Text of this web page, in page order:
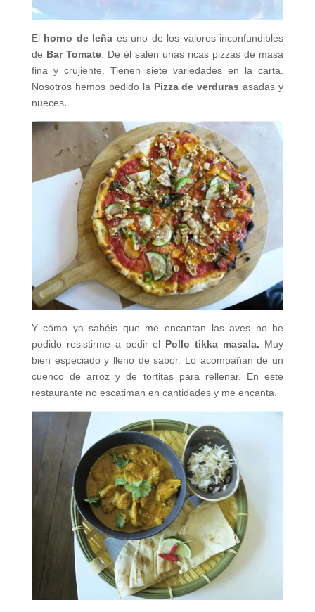
El horno de leña es uno de los valores inconfundibles
de Bar Tomate. De él salen unas ricas pizzas de masa
fina y crujiente. Tienen siete variedades en la carta.
Nosotros hemos pedido la Pizza de verdurasasadas y
nueces.
Y cómo ya sabéis que me encantan las aves no he
podido resistirme a pedir el Pollo tikka masala. Muy
bien especiado y lleno de sabor. Lo acompañan de un
cuenco de arroz y de tortitas para rellenar. En este
restaurante no escatiman en cantidades y me encanta.